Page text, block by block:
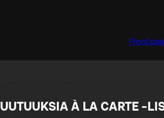
Front
UUTUUKSIA À LA CARTE -